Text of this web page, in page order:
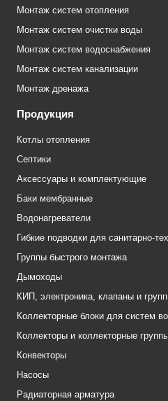
Монтаж систем отопления
Монтаж систем очистки воды
Монтаж систем водоснабжения
Монтаж систем канализации
Монтаж дренажа
Продукция
Котлы отопления
Септики
Аксессуары и комплектующие
Баки мембранные
Водонагреватели
Гибкие подводки для санитарно-
Группы быстрого монтажа
Дымоходы
КИП, электроника, клапаны и
Коллекторные блоки для систем
Коллекторы и коллекторные
Конвекторы
Насосы
Радиаторная арматура